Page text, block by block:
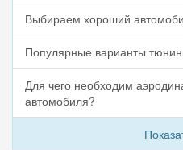
Выбираем хороший
Популярные варианты
Для чего необходим
автомобиля?